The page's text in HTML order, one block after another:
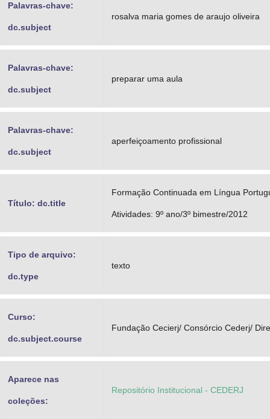
Palavras-chave:
dc.subject
rosalva maria gomes de araujo oliveira
Palavras-chave:
dc.subject
preparar uma aula
Palavras-chave:
dc.subject
aperfeiçoamento profissional
Título: dc.title
Formação Continuada em Língua
Atividades: 9º ano/3º bimestre/2012
Tipo de arquivo:
dc.type
texto
Curso:
dc.subject.course
Fundação Cecierj/ Consórcio Cederj/
Aparece nas
coleções:
Repositório Institucional - CEDERJ